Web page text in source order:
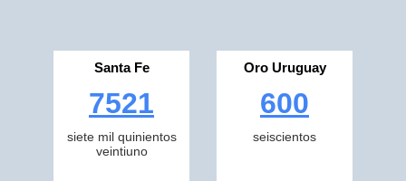
Santa Fe
7521
siete mil quinientos
veintiuno
Oro Uruguay
600
seiscientos